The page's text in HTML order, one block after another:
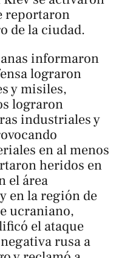
reportaron
de la ciudad.
informaron
lograron
y misiles,
lograron
industriales y
en al menos
heridos en
el área
en la región de
ucraniano,
el ataque
rusa a